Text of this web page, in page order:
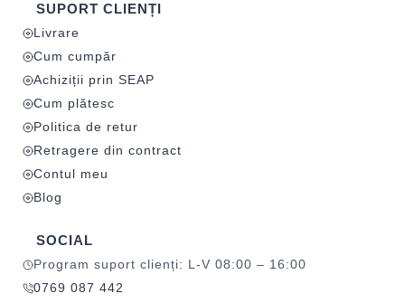
SUPORT CLIENȚI
Livrare
Cum cumpăr
Achiziții prin SEAP
Cum plătesc
Politica de retur
Retragere din contract
Contul meu
Blog
SOCIAL
Program suport clienți: L-V 08:00 – 16:00
0769 087 442